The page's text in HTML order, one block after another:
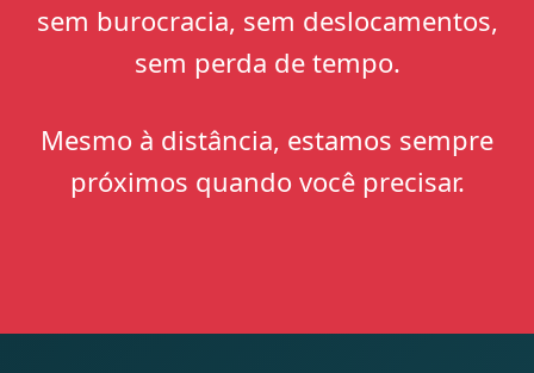
sem burocracia, sem deslocamentos,
sem perda de tempo.
Mesmo à distância, estamos sempre
próximos quando você precisar.